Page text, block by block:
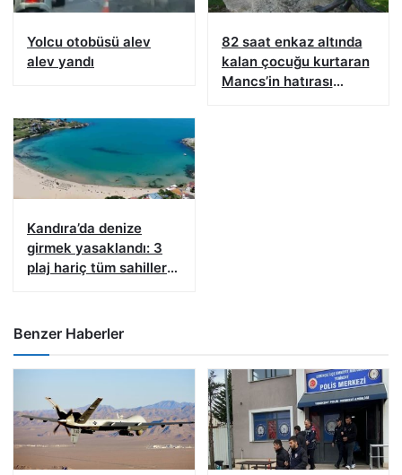
Yolcu otobüsü alev
alev yandı
82 saat enkaz altında
kalan çocuğu kurtaran
Mancs’in hatırası
Kandıra’da denize
girmek yasaklandı: 3
plaj hariç tüm sahiller
Benzer Haberler